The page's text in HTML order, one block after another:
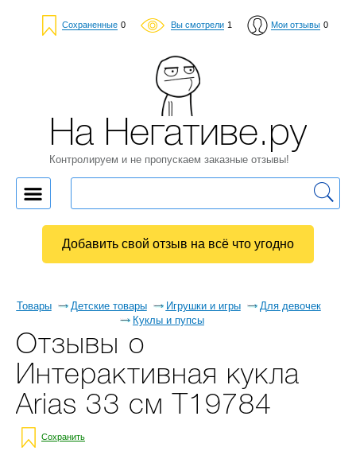
Сохраненные 0 Вы смотрели 1 Мои отзывы 0
Товары Детские товары Игрушки и игры
Для девочек
Куклы и пупсы
Отзывы о
Интерактивная кукла
Arias 33 см Т19784
Сохранить
На Негативе.ру
Контролируем и не пропускаем заказные отзывы!
Добавить свой отзыв на всё что угодно